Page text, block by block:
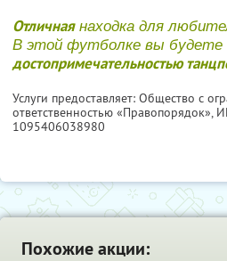
Отличнаянаходка для
В этой футболке вы будете
достопримечательностью
Услуги предоставляет: Общество с
ответственностью «Правопорядок»,
1095406038980
Похожие акции: